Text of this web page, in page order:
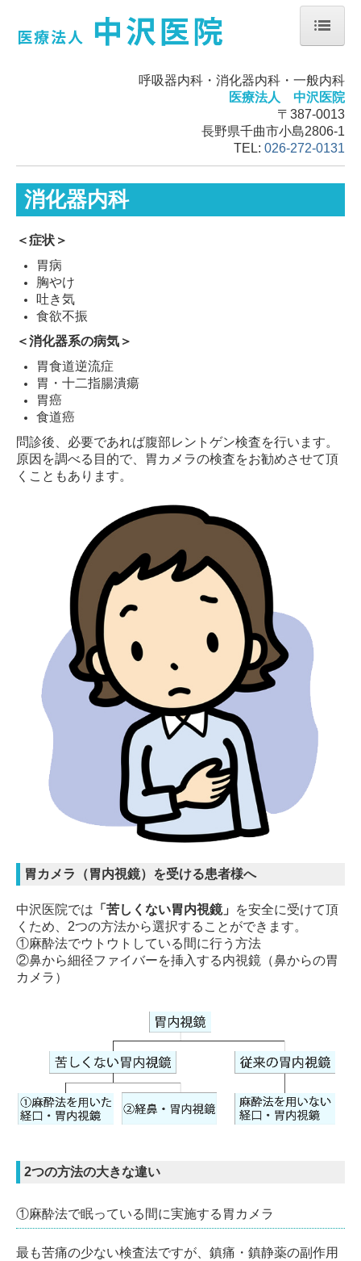
呼吸器内科・消化器内科・一般内科
医療法人 中沢医院
〒387-0013
長野県千曲市小島2806-1
TEL: 026-272-0131
消化器内科
＜症状＞
胃病
胸やけ
吐き気
食欲不振
＜消化器系の病気＞
胃食道逆流症
胃・十二指腸潰瘍
胃癌
食道癌
問診後、必要であれば腹部レントゲン検査を行います。
原因を調べる目的で、胃カメラの検査をお勧めさせて頂
くこともあります。
胃カメラ（胃内視鏡）を受ける患者様へ
中沢医院では 「苦しくない胃内視鏡」
を安全に受けて頂
くため、2つの方法から選択することができます。
①麻酔法でウトウトしている間に行う方法
②鼻から細径ファイバーを挿入する内視鏡（鼻からの胃
カメラ）
2つの方法の大きな違い
①麻酔法で眠っている間に実施する胃カメラ
最も苦痛の少ない検査法ですが、鎮痛・鎮静薬の副作用